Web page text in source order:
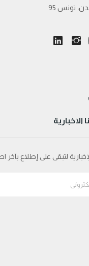
تونس
الاخبارية
لتبقى على إطلاع بآخر